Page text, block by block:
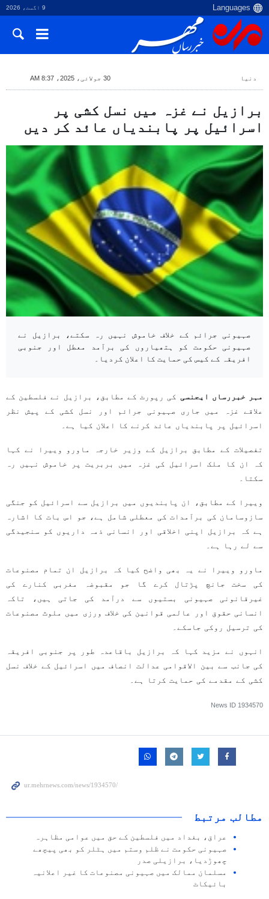
9 اگست، 2026
دنیا 30 جولائی، 2025، 8:37 AM
برازیل نے غزہ میں نسل کشی پر
اسرائیل پر پابندیاں عائد کر دیں
صہیونی جرائم کے خلاف خاموش نہیں رہ سکتے، برازیل نے
صہیونی حکومت کو ہتھیاروں کی برآمد معطل اور جنوبی
افریقہ کے کیس کی حمایت کا اعلان کردیا۔
مہر خبررساں ایجنسی کی رپورٹ کے مطابق، برازیل نے فلسطین کے
علاقے غزہ میں جاری صہیونی جرائم اور نسل کشی کے پیش نظر
اسرائیل پر پابندیاں عائد کرنے کا اعلان کیا ہے۔
تفصیلات کے مطابق برازیل کے وزیر خارجہ ماورو وییرا نے کہا
کہ ان کا ملک اسرائیل کی غزہ میں بربریت پر خاموش نہیں رہ
سکتا۔
وییرا کے مطابق، ان پابندیوں میں برازیل سے اسرائیل کو جنگی
سازوسامان کی برآمدات کی معطلی شامل ہے، جو اس بات کا اشارہ
ہے کہ برازیل اپنی اخلاقی اور انسانی ذمہ داریوں کو سنجیدگی
سے لے رہا ہے۔
ماورو وییرا نے یہ بھی واضح کیا کہ برازیل ان تمام مصنوعات
کی سخت جانچ پڑتال کرے گا جو مقبوضہ مغربی کنارے کی
غیرقانونی صہیونی بستیوں سے درآمد کی جاتی ہیں، تاکہ
انسانی حقوق اور عالمی قوانین کی خلاف ورزی میں ملوث مصنوعات
کی ترسیل روکی جاسکے۔
انہوں نے مزید کہا کہ برازیل باقاعدہ طور پر جنوبی افریقہ
کی جانب سے بین الاقوامی عدالت انصاف میں اسرائیل کے خلاف نسل
کشی کے مقدمے کی حمایت کرتا ہے۔
News ID 1934570
مطالب مرتبط
عراق، بغداد میں فلسطین کے حق میں عوامی مظاہرہ
صہیونی حکومت نے ظلم وستم میں ہٹلر کو بھی پیچھے
چھوڑدیا، برازیلی صدر
مسلمان ممالک میں صہیونی مصنوعات کا غیر اعلانیہ
بائیکاٹ